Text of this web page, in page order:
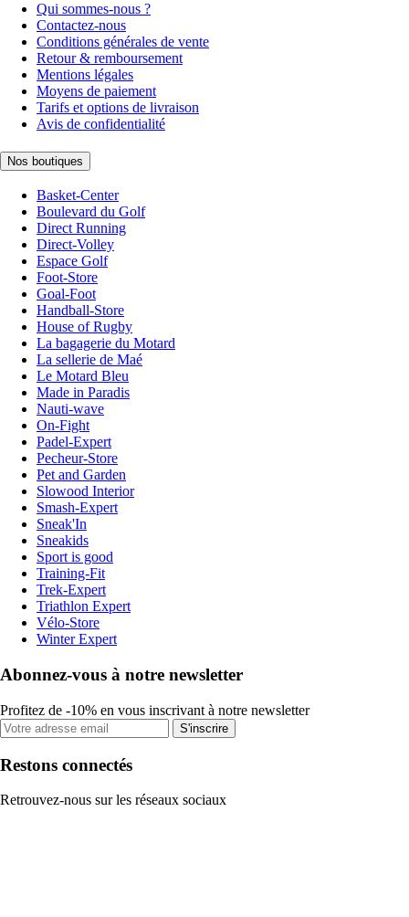
Qui sommes-nous ?
Contactez-nous
Conditions générales de vente
Retour & remboursement
Mentions légales
Moyens de paiement
Tarifs et options de livraison
Avis de confidentialité
Nos boutiques
Basket-Center
Boulevard du Golf
Direct Running
Direct-Volley
Espace Golf
Foot-Store
Goal-Foot
Handball-Store
House of Rugby
La bagagerie du Motard
La sellerie de Maé
Le Motard Bleu
Made in Paradis
Nauti-wave
On-Fight
Padel-Expert
Pecheur-Store
Pet and Garden
Slowood Interior
Smash-Expert
Sneak'In
Sneakids
Sport is good
Training-Fit
Trek-Expert
Triathlon Expert
Vélo-Store
Winter Expert
Abonnez-vous à notre newsletter
Profitez de -10% en vous inscrivant à notre newsletter
S'inscrire
Restons connectés
Retrouvez-nous sur les réseaux sociaux